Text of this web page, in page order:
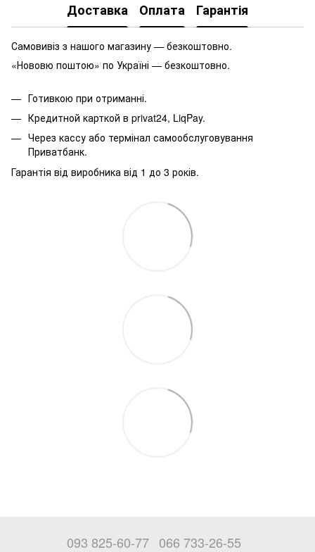
Доставка Оплата Гарантія
Самовивіз з нашого магазину — безкоштовно.
«Нововю поштою» по Україні — безкоштовно.
Готивкою при отриманні.
Кредитной карткой в privat24, LiqPay.
Через кассу або термінал самообслуговування
Приватбанк.
Гарантія від виробника від 1 до 3 років.
093 825-60-77 066 733-26-55